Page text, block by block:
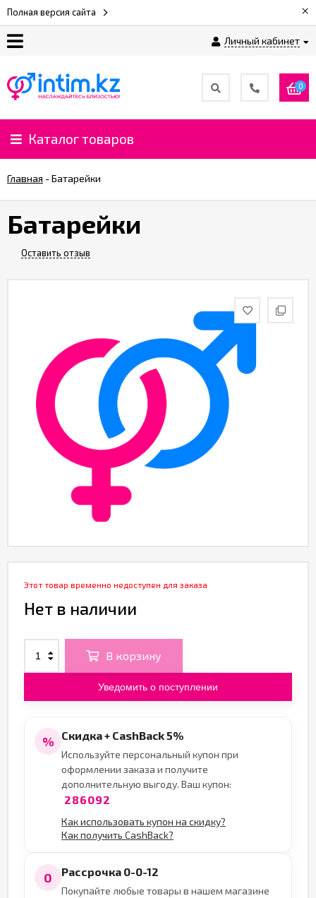
Полная версия сайта ×
Личный кабинет
нас
Доставка
и
качества
Контакты
0
Каталог товаров
Главная -Батарейки
Батарейки
Оставить отзыв
Этот товар временно недоступен для заказа
Нет в наличии
В корзину
Уведомить о поступлении
% Скидка + CashBack 5%
Используйте персональный купон при
оформлении заказа и получите
дополнительную выгоду. Ваш купон:
286092
Как использовать купон на скидку?
Как получить CashBack?
0 Рассрочка 0-0-12
Покупайте любые товары в нашем магазине